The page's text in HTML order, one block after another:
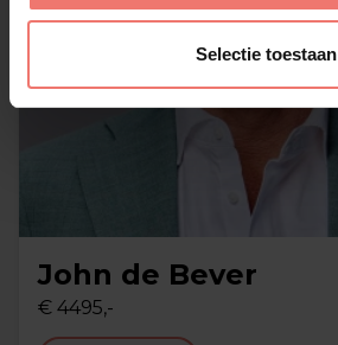
Selectie toestaan
John de Bever
€ 4495,-